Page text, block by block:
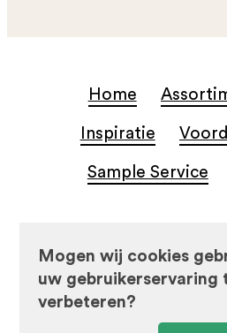
Home
Inspiratie
Sample Service
Mogen wij cookies
uw gebruikerservaring
verbeteren?